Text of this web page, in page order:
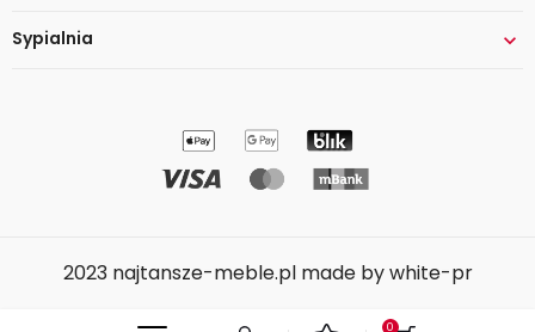
Sypialnia 
2023 najtansze-meble.pl made by white-pr
0